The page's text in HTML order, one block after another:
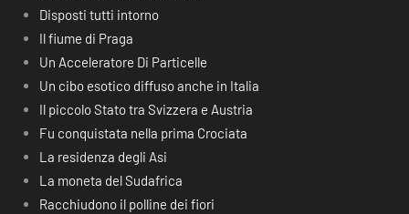
Disposti tutti intorno
Il fiume di Praga
Un Acceleratore Di Particelle
Un cibo esotico diffuso anche in Italia
Il piccolo Stato tra Svizzera e Austria
Fu conquistata nella prima Crociata
La residenza degli Asi
La moneta del Sudafrica
Racchiudono il polline dei fiori